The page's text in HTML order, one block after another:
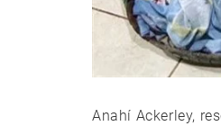
Anahí Ackerley,